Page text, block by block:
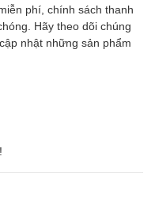
phí, chính sách thanh
Hãy theo dõi chúng
nhật những sản phẩm